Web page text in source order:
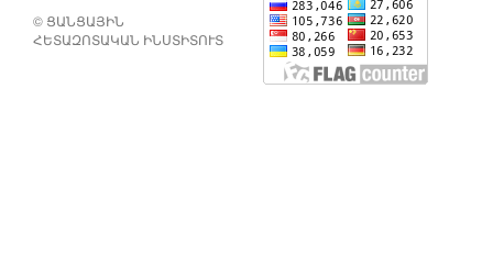
© ՑԱՆՑԱՅԻՆ
ՀԵՏԱԶՈՏԱԿԱՆ ԻՆՍՏԻՏՈՒՏ